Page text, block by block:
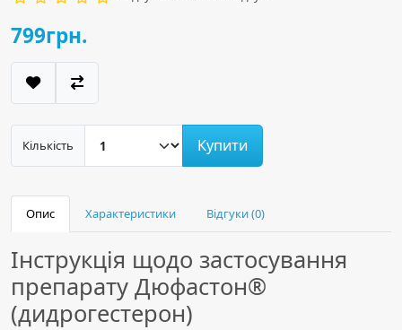
799грн.
Кількість Купити
Опис Характеристики Відгуки (0)
Інструкція щодо застосування
препарату Дюфастон®
(дидрогестерон)